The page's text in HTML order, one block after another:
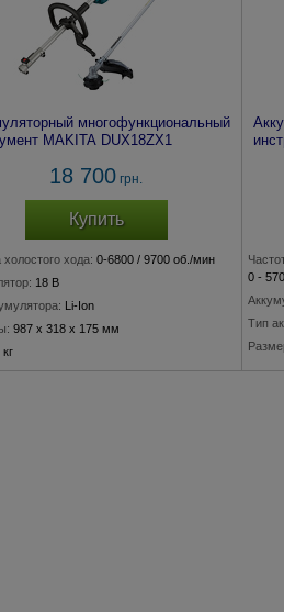
многофункциональный
MAKITA DUX18ZX1
18 700 грн.
Купить
холостого хода: 0-6800 / 9700 об./мин
18 В
Li-Ion
987 x 318 x 175 мм
0 -
Тип
Вес: